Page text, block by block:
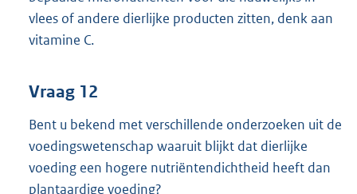
vlees of andere dierlijke producten zitten, denk aan
vitamine C.
Vraag 12
Bent u bekend met verschillende onderzoeken uit de
voedingswetenschap waaruit blijkt dat dierlijke
voeding een hogere nutriëntendichtheid heeft dan
plantaardige voeding?